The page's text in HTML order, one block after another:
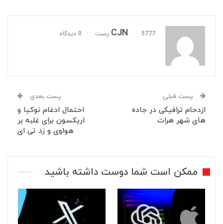
CJN 5777 پست 0 دیدگاه
پست قبلی
ازدحام ترافیکی در جاده
های شهر هرات
پست بعدی
احتمال ادغام نوکیا و
اریکسون برای غلبه بر
هواوی و زد تی ای
ممکن است شما دوست داشته باشید